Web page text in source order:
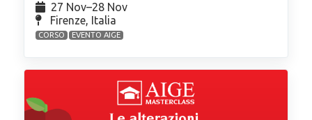
27 Nov⁠–28 Nov
Firenze, Italia
CORSO EVENTO AIGE